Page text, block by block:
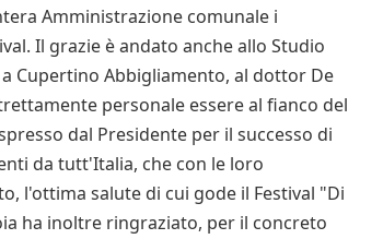
Amministrazione comunale i
Il grazie è andato anche allo Studio
Cupertino Abbigliamento, al dottor De
personale essere al fianco del
dal Presidente per il successo di
da tutt'Italia, che con le loro
l'ottima salute di cui gode il Festival "Di
ha inoltre ringraziato, per il concreto